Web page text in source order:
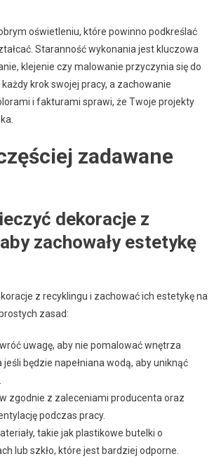
oświetleniu, które powinno podkreślać
Staranność wykonania jest kluczowa
klejenie czy malowanie przyczynia się do
krok swojej pracy, a zachowanie
i fakturami sprawi, że Twoje projekty
zadawane
dekoracje z
zachowały estetykę
z recyklingu i zachować ich estetykę na
zasad:
uwagę, aby nie pomalować wnętrza
będzie napełniana wodą, aby uniknąć
zgodnie z zaleceniami producenta oraz
podczas pracy.
takie jak plastikowe butelki o
lub szkło, które jest bardziej odporne.